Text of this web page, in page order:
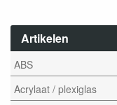
Artikelen
ABS
Acrylaat / plexiglas